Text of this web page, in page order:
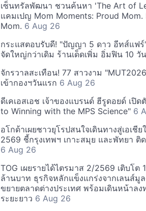
เซ็นทรัลพัฒนา ชวนค้นหา 'The Art of
แคมเปญ Mom Moments: Proud
Mom. 6 Aug 26
กระแสตอบรับดี! "ปัญญา 5 ดาว อีทส์แฟร์
จัดใหญ่กว่าเดิม ร้านเด็ดเพิ่ม อิ่มฟิน 10 วั
จักรวาลสะเทือน! 77 สาวงาม
เข้ากองฯวันแรก 6 Aug 26
ดีเคเอสเอช เจ้าของแบรนด์ ฮีรูดอยด์ เปิ
to Winning with the MPS Science" 6
อโกด้าเผยชาวยุโรปสนใจเดินทางสู่เอเชี
2569 ชี้กรุงเทพฯ เกาะสมุย และพัทยา ติ
6 Aug 26
TOG เผยรายได้ไตรมาส 2/2569 เติบโต
ล้านบาท ธุรกิจหลักแข็งแกร่งจากเลนส์มู
ขยายตลาดต่างประเทศ พร้อมเดินหน้าลง
ระยะยาว 6 Aug 26